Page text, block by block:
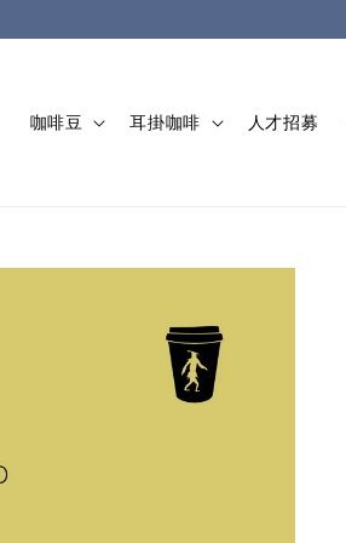
咖啡豆 耳掛咖啡 人才招募